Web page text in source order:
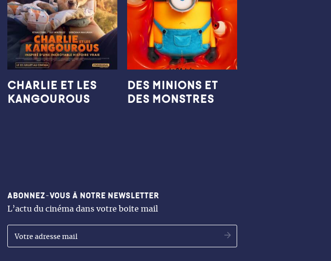
CHARLIE ET LES
KANGOUROUS
DES MINIONS ET
DES MONSTRES
Abonnez-vous à notre newsletter
L’actu du cinéma dans votre boite mail